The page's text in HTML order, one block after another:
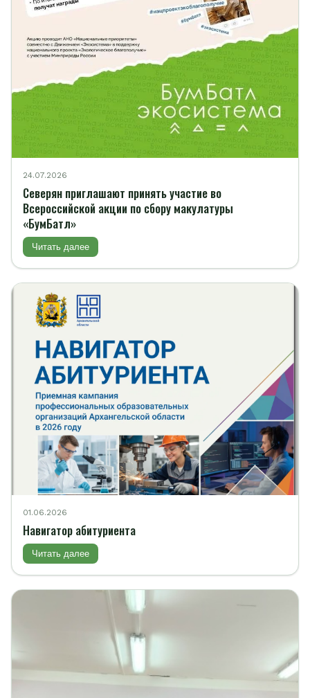
24.07.2026
Северян приглашают принять участие во
Всероссийской акции по сбору макулатуры
«БумБатл»
Читать далее
01.06.2026
Навигатор абитуриента
Читать далее